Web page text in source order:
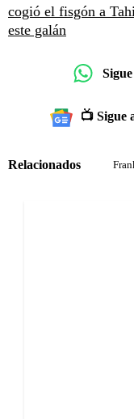
cogió el fisgón a
este galán
📺 Sigue
Relacionados